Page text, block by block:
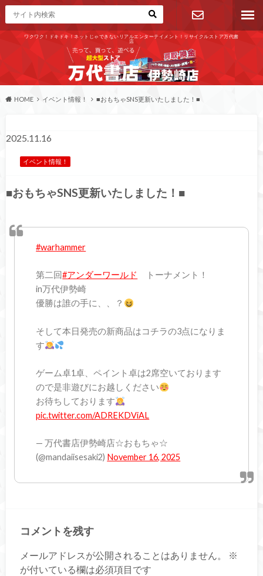
ワクワク！ドキドキ！ネットじゃできないリアルエンターテイメント！リサイクルストア万代書
店
お問い合わ
せ
HOME イベント情報！ ■おもちゃSNS更新いたしました！■
2025.11.16
イベント情報！
■おもちゃSNS更新いたしました！■
#warhammer
第二回#アンダーワールド
トーナメント！
in万代伊勢崎
優勝は誰の手に、、？
そして本日発売の新商品はコチラの3点になりま
す
ゲーム卓1卓、ペイント卓は2席空いております
ので是非遊びにお越しください
お待ちしております
pic.twitter.com/ADREKDViAL
— 万代書店伊勢崎店☆おもちゃ☆
(@mandaiisesaki2) November 16, 2025
コメントを残す
メールアドレスが公開されることはありません。
※
が付いている欄は必須項目です